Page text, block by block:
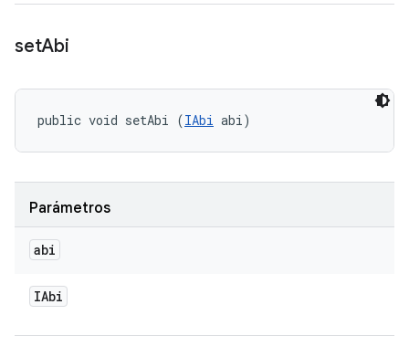
setAbi
public void setAbi (IAbi abi)
Parámetros
abi
IAbi